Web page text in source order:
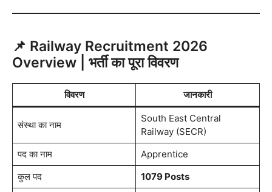
📌 Railway Recruitment 2026
Overview | भर्ती का पूरा विवरण
विवरण जानकारी
संस्था का नाम
South East Central
Railway (SECR)
पद का नाम
Apprentice
कुल पद
1079 Posts